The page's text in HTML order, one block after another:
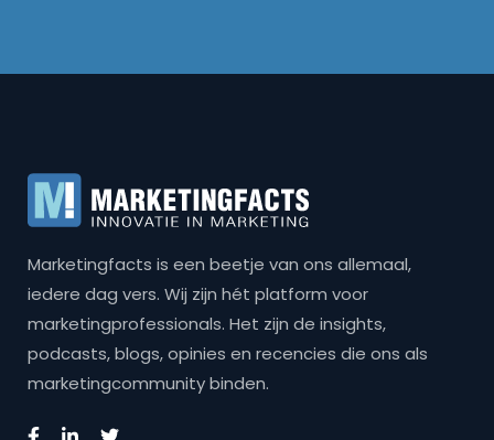
Marketingfacts is een beetje van ons allemaal,
iedere dag vers. Wij zijn hét platform voor
marketingprofessionals. Het zijn de insights,
podcasts, blogs, opinies en recencies die ons als
marketingcommunity binden.